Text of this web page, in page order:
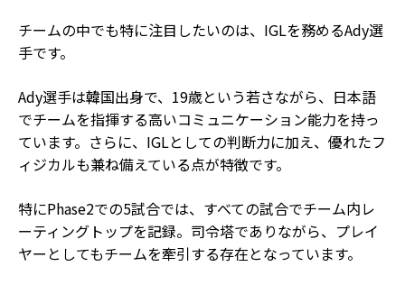
チームの中でも特に注目したいのは、IGLを務めるAdy選
手です。
Ady選手は韓国出身で、19歳という若さながら、日本語
でチームを指揮する高いコミュニケーション能力を持っ
ています。さらに、IGLとしての判断力に加え、優れたフ
ィジカルも兼ね備えている点が特徴です。
特にPhase2での5試合では、すべての試合でチーム内レ
ーティングトップを記録。司令塔でありながら、プレイ
ヤーとしてもチームを牽引する存在となっています。